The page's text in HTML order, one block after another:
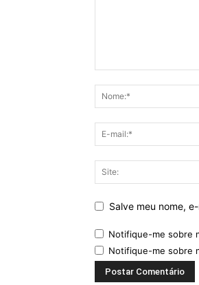
Salve meu nome,
Notifique-me sobre
Notifique-me sobre